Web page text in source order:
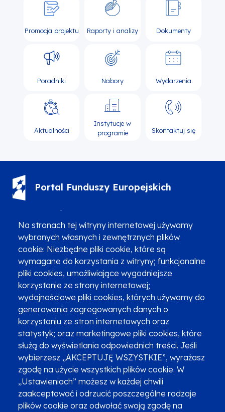
Na stronach tej witryny internetowej używamy
wybranych własnych i zewnętrznych plików
cookie: Niezbędne pliki cookie, które są
wymagane do korzystania z witryny; funkcjonalne
pliki cookies, umożliwiające wygodniejsze
korzystanie ze strony internetowej;
wydajnościowe pliki cookies, których używamy do
generowania zagregowanych danych o
korzystaniu ze stron internetowych oraz
statystyk; oraz marketingowe pliki cookies, które
służą do wyświetlania odpowiednich treści. Jeśli
wybierzesz „AKCEPTUJĘ WSZYSTKIE”, wyrażasz
zgodę na użycie wszystkich plików cookie. W
„Ustawieniach” możesz w każdej chwili
zaakceptować i odrzucić poszczególne rodzaje
plików cookie oraz odwołać swoją zgodę na
Promocja projektu Raporty i analizy Dokumenty
Poradniki Nabory Wydarzenia
Aktualności
Instytucje w
programie
Skontaktuj się
Portal Funduszy Europejskich
Zgłoszenia podejrzenia niezgodności z KPP i KPON
Newsletter
Fundusze SMS-em
Najczęściej zadawane pytania
Promocja projektu
Zobacz inne programy
Poznaj Fundusze 2014-2020
Deklaracja dostępności
Polityka prywatności
Przetwarzanie danych osobowych
Zgłoś błąd Mapa strony